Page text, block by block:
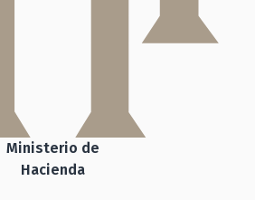
Ministerio de
Hacienda